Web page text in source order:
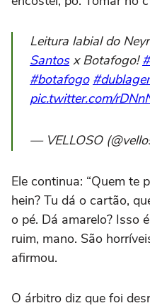
Leitura labial do
Santosx Botafogo!
#botafogo
pic.twitter.com/
— VELLOSO
Ele continua: “Quem te
hein? Tu dá o cartão,
o pé. Dá amarelo? Isso
ruim, mano. São
afirmou.
O árbitro diz que foi